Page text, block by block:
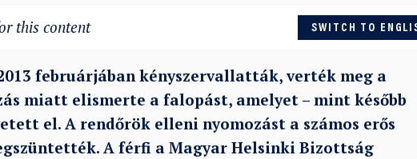
this content SWITCH TO
februárjában kényszervallatták, verték meg a
miatt elismerte a falopást, amelyet – mint később
el. A rendőrök elleni nyomozást a számos erős
A férfi a Magyar Helsinki Bizottság